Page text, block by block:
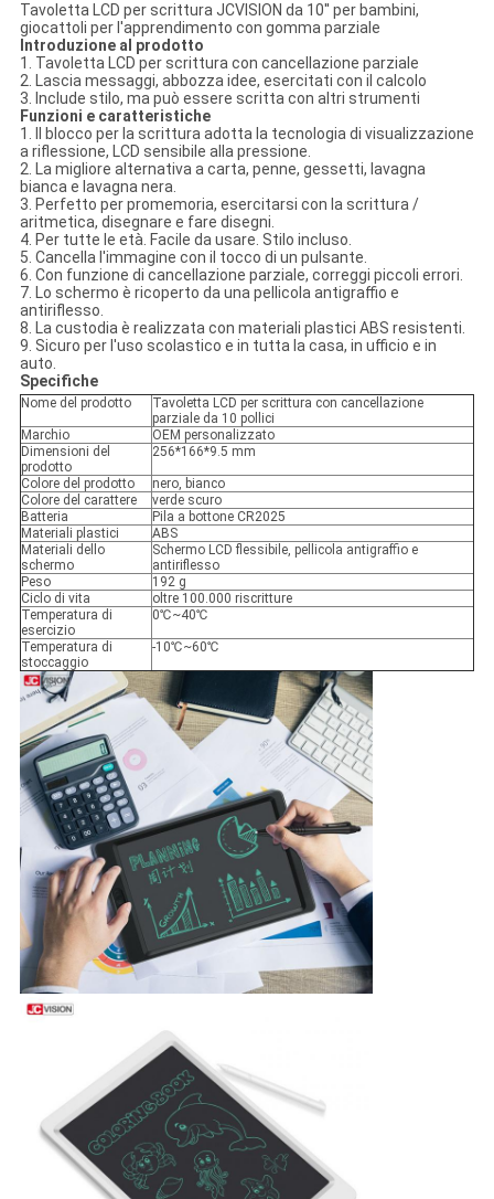
Tavoletta LCD per scrittura JCVISION da 10'' per bambini,
giocattoli per l'apprendimento con gomma parziale
Introduzione al prodotto
1. Tavoletta LCD per scrittura con cancellazione parziale
2. Lascia messaggi, abbozza idee, esercitati con il calcolo
3. Include stilo, ma può essere scritta con altri strumenti
Funzioni e caratteristiche
1. Il blocco per la scrittura adotta la tecnologia di visualizzazione
a riflessione, LCD sensibile alla pressione.
2. La migliore alternativa a carta, penne, gessetti, lavagna
bianca e lavagna nera.
3. Perfetto per promemoria, esercitarsi con la scrittura /
aritmetica, disegnare e fare disegni.
4. Per tutte le età. Facile da usare. Stilo incluso.
5. Cancella l'immagine con il tocco di un pulsante.
6. Con funzione di cancellazione parziale, correggi piccoli errori.
7. Lo schermo è ricoperto da una pellicola antigraffio e
antiriflesso.
8. La custodia è realizzata con materiali plastici ABS resistenti.
9. Sicuro per l'uso scolastico e in tutta la casa, in ufficio e in
auto.
Specifiche
Nome del prodotto
Tavoletta LCD per scrittura con cancellazione
parziale da 10 pollici
Marchio
OEM personalizzato
Dimensioni del
prodotto
256*166*9.5 mm
Colore del prodotto
nero, bianco
Colore del carattere
verde scuro
Batteria
Pila a bottone CR2025
Materiali plastici
ABS
Materiali dello
schermo
Schermo LCD flessibile, pellicola antigraffio e
antiriflesso
Peso
192 g
Ciclo di vita
oltre 100.000 riscritture
Temperatura di
esercizio
0℃~40℃
Temperatura di
stoccaggio
-10℃~60℃